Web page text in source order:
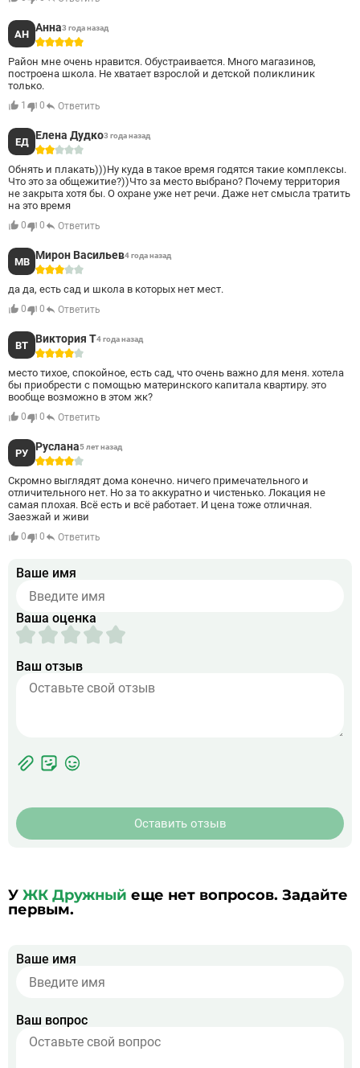
АН
Анна3 года назад
5
Район мне очень нравится. Обустраивается. Много магазинов,
построена школа. Не хватает взрослой и детской поликлиник
только.
1 0 Ответить
ЕД
Елена Дудко3 года назад
2
Обнять и плакать)))Ну куда в такое время годятся такие комплексы.
Что это за общежитие?))Что за место выбрано? Почему территория
не закрыта хотя бы. О охране уже нет речи. Даже нет смысла тратить
на это время
0 0 Ответить
МВ
Мирон Васильев4 года назад
3
да да, есть сад и школа в которых нет мест.
0 0 Ответить
ВТ
Виктория Т4 года назад
4
место тихое, спокойное, есть сад, что очень важно для меня. хотела
бы приобрести с помощью материнского капитала квартиру. это
вообще возможно в этом жк?
0 0 Ответить
РУ
Руслана5 лет назад
4
Скромно выглядят дома конечно. ничего примечательного и
отличительного нет. Но за то аккуратно и чистенько. Локация не
самая плохая. Всё есть и всё работает. И цена тоже отличная.
Заезжай и живи
0 0 Ответить
Ваше имя
Ваша оценка
Ваш отзыв
Фотографии
ЖК
Прикрепить
фото
Оставить отзыв
У ЖК Дружный еще нет вопросов. Задайте
первым.
Ваше имя
Ваш вопрос